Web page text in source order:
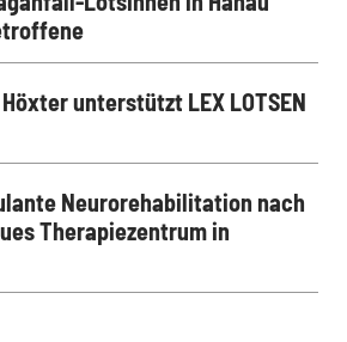
unterstützt LEX LOTSEN
Neurorehabilitation nach
Therapiezentrum in